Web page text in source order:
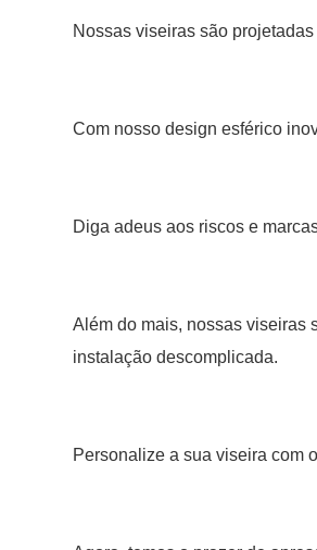
Nossas viseiras são
Com nosso design esférico
Diga adeus aos riscos e
Além do mais, nossas viseiras
instalação descomplicada.
Personalize a sua viseira com